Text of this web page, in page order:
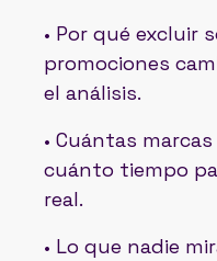
• Por qué excluir
promociones
el análisis.
• Cuántas
cuánto tiempo
real.
• Lo que nadie